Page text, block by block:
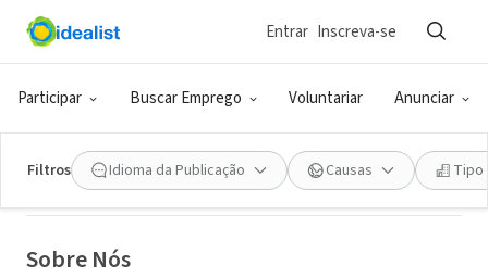
Participar Buscar Emprego Voluntariar Anunciar
Entrar Inscreva-se
Filtros Idioma da Publicação Causas Tipo
The New American
New York, NY|hiphopunion.org
Sobre Nós